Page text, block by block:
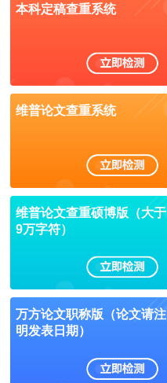
本科定稿查重系统
维普论文查重系统
维普论文查重硕博版（大于
9万字符）
万方论文职称版（论文请注
明发表日期）